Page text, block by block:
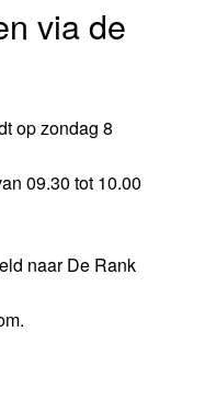
via de
op zondag 8
09.30 tot 10.00
naar De Rank